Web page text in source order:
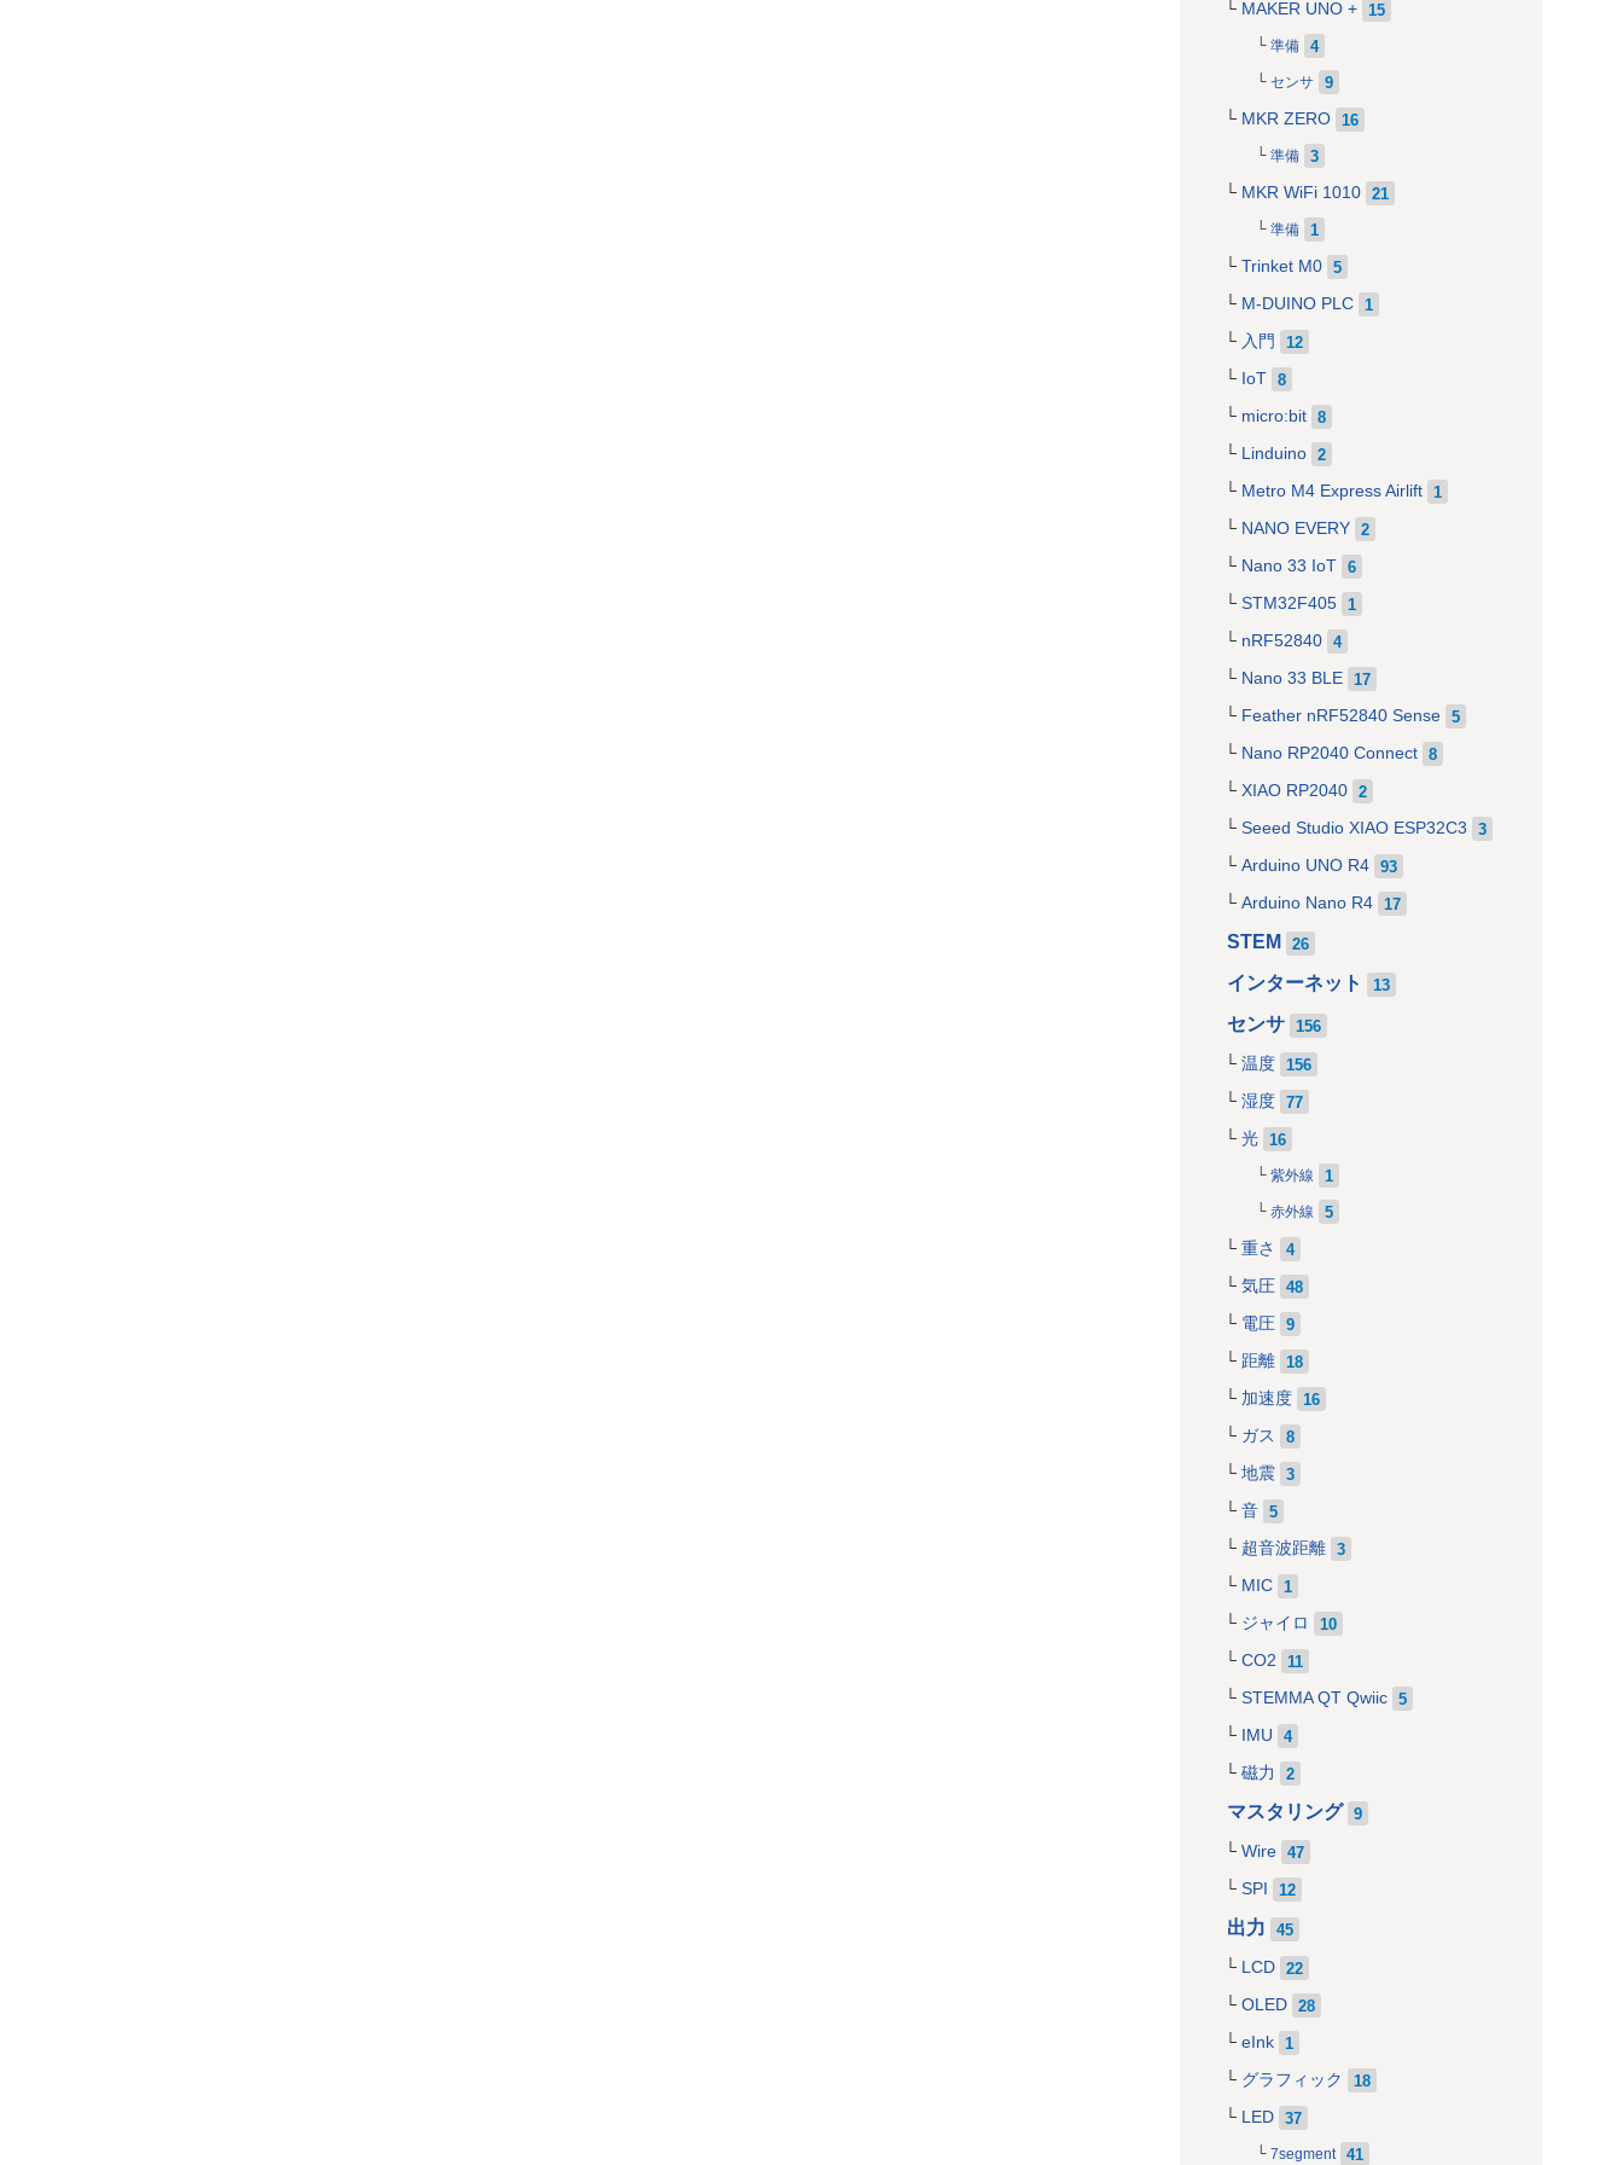
MAKER UNO + 15
準備 4
センサ 9
MKR ZERO 16
準備 3
MKR WiFi 1010 21
準備 1
Trinket M0 5
M-DUINO PLC 1
入門 12
IoT 8
micro:bit 8
Linduino 2
Metro M4 Express Airlift 1
NANO EVERY 2
Nano 33 IoT 6
STM32F405 1
nRF52840 4
Nano 33 BLE 17
Feather nRF52840 Sense 5
Nano RP2040 Connect 8
XIAO RP2040 2
Seeed Studio XIAO ESP32C3 3
Arduino UNO R4 93
Arduino Nano R4 17
STEM 26
インターネット 13
センサ 156
温度 156
湿度 77
光 16
紫外線 1
赤外線 5
重さ 4
気圧 48
電圧 9
距離 18
加速度 16
ガス 8
地震 3
音 5
超音波距離 3
MIC 1
ジャイロ 10
CO2 11
STEMMA QT Qwiic 5
IMU 4
磁力 2
マスタリング 9
Wire 47
SPI 12
出力 45
LCD 22
OLED 28
eInk 1
グラフィック 18
LED 37
7segment 41